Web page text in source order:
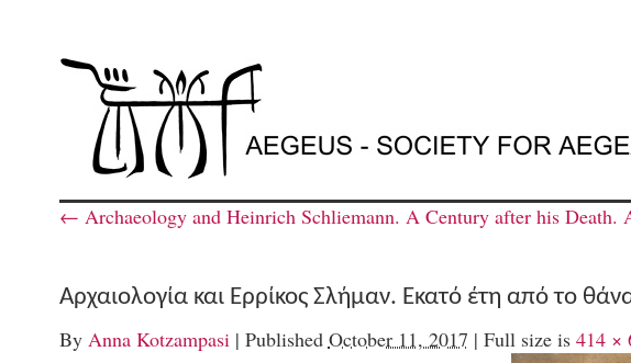
← Archaeology and Heinrich Schliemann. A Century after his Death.
Αρχαιολογία και Ερρίκος Σλήμαν. Εκατό έτη από το
By Anna Kotzampasi | Published October 11, 2017 | Full size is 414 ×